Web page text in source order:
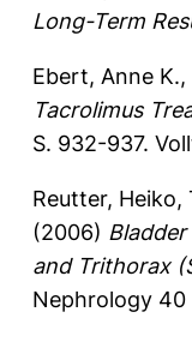
Long-Term
Ebert, Anne K.,
Tacrolimus
S. 932-937.
Reutter, Heiko,
(2006)
and Trithorax
Nephrology 40